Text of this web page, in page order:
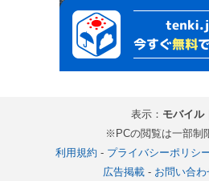
表示： モバイル｜
※PCの閲覧は一部制
利用規約 - プライバシーポリシ
広告掲載- お問い合わ